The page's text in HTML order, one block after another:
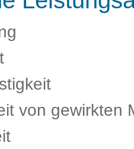
von gewirkten